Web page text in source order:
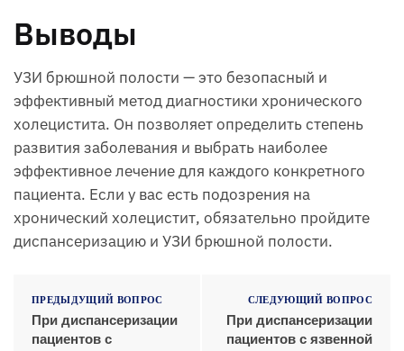
Выводы
УЗИ брюшной полости — это безопасный и
эффективный метод диагностики хронического
холецистита. Он позволяет определить степень
развития заболевания и выбрать наиболее
эффективное лечение для каждого конкретного
пациента. Если у вас есть подозрения на
хронический холецистит, обязательно пройдите
диспансеризацию и УЗИ брюшной полости.
ПРЕДЫДУЩИЙ ВОПРОС
При диспансеризации
пациентов с
СЛЕДУЮЩИЙ ВОПРОС
При диспансеризации
пациентов с язвенной